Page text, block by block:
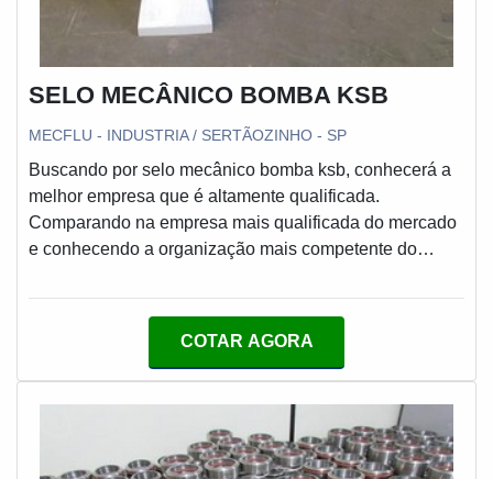
SELO MECÂNICO BOMBA KSB
MECFLU - INDUSTRIA / SERTÃOZINHO - SP
Buscando por selo mecânico bomba ksb, conhecerá a
melhor empresa que é altamente qualificada.
Comparando na empresa mais qualificada do mercado
e conhecendo a organização mais competente do
ksb, com a MECFLU Selos Mecânicos alcançará
SELO MECÂNICO BOMBA KSBA MECFLU Selos
Mecânicos objetiva seus recursos em oferecer aos
parceiros uma estrutura com escritório de alta
qualidade onde são realizadas as atividades e
COTAR AGORA